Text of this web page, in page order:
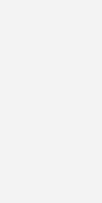
entwächst